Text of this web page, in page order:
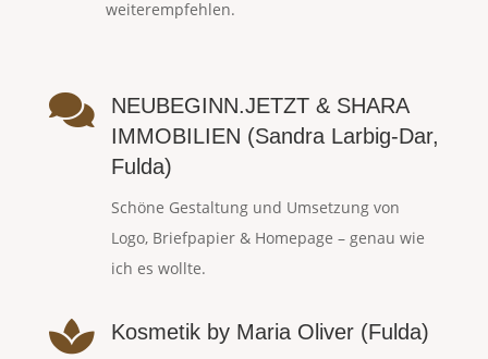
weiterempfehlen.

NEUBEGINN.JETZT & SHARA
IMMOBILIEN (Sandra Larbig-Dar,
Fulda)
Schöne Gestaltung und Umsetzung von
Logo, Briefpapier & Homepage – genau wie
ich es wollte.
 Kosmetik by Maria Oliver (Fulda)